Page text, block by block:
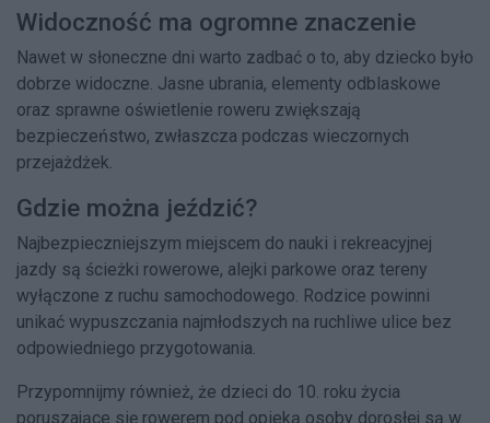
Widoczność ma ogromne znaczenie
Nawet w słoneczne dni warto zadbać o to, aby dziecko było
dobrze widoczne. Jasne ubrania, elementy odblaskowe
oraz sprawne oświetlenie roweru zwiększają
bezpieczeństwo, zwłaszcza podczas wieczornych
przejażdżek.
Gdzie można jeździć?
Najbezpieczniejszym miejscem do nauki i rekreacyjnej
jazdy są ścieżki rowerowe, alejki parkowe oraz tereny
wyłączone z ruchu samochodowego. Rodzice powinni
unikać wypuszczania najmłodszych na ruchliwe ulice bez
odpowiedniego przygotowania.
Przypomnijmy również, że dzieci do 10. roku życia
poruszające się rowerem pod opieką osoby dorosłej są w